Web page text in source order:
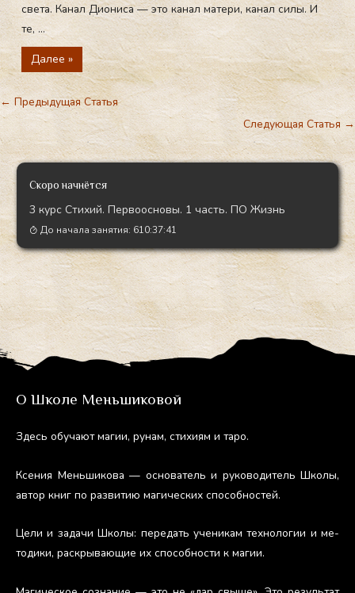
света. Канал Диониса — это канал матери, канал силы. И
те, ...
Далее »
←Предыдущая Статья
Следующая Статья →
Скоро начнётся
3 курс Стихий. Первоосновы. 1 часть. ПО Жизнь
До начала занятия: 610:37:38
О Школе Меньшиковой
Здесь обу­ча­ют ма­гии, ру­нам, сти­хи­ям и та­ро.
Ксе­ния Мень­ши­кова — ос­но­ватель и ру­ково­дитель Шко­лы,
ав­тор книг по раз­ви­тию ма­гичес­ких спо­соб­ностей.
Це­ли и за­дачи Шко­лы: пе­редать уче­никам тех­но­логии и ме­
тоди­ки, рас­кры­ва­ющие их спо­соб­ности к ма­гии.